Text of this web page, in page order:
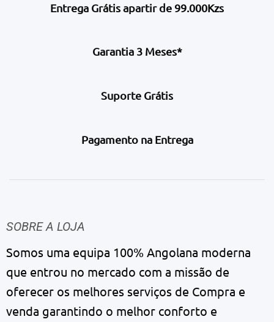
Entrega Grátis apartir de 99.000Kzs
Garantia 3 Meses*
Suporte Grátis
Pagamento na Entrega
SOBRE A LOJA
Somos uma equipa 100% Angolana moderna
que entrou no mercado com a missão de
oferecer os melhores serviços de Compra e
venda garantindo o melhor conforto e